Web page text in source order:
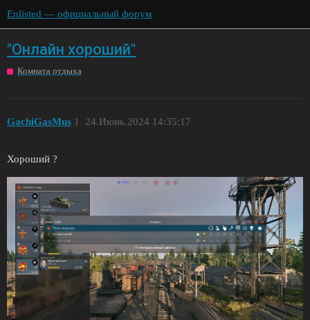
Enlisted — официальный форум
"Онлайн хороший"
Комната отдыха
GachiGasMus 24.Июнь.2024 14:35:17
1
Хороший ?